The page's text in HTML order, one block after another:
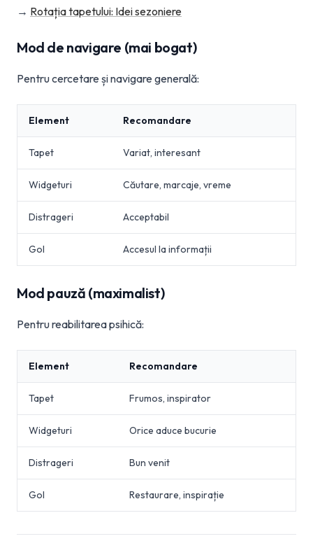
→ Rotația tapetului: Idei sezoniere
Mod de navigare (mai bogat)
Pentru cercetare și navigare generală:
Element Recomandare
Tapet Variat, interesant
Widgeturi Căutare, marcaje, vreme
Distrageri Acceptabil
Gol Accesul la informații
Mod pauză (maximalist)
Pentru reabilitarea psihică:
Element Recomandare
Tapet Frumos, inspirator
Widgeturi Orice aduce bucurie
Distrageri Bun venit
Gol Restaurare, inspirație